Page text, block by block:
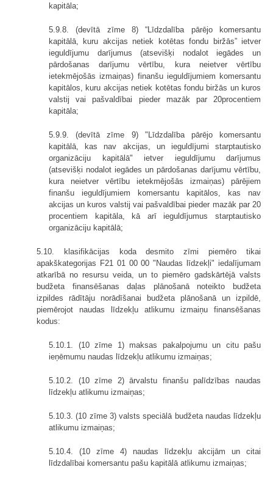
kapitāla;
5.9.8. (devītā zīme 8) “Līdzdalība pārējo komersantu
kapitālā, kuru akcijas netiek kotētas fondu biržās” ietver
ieguldījumu darījumus (atsevišķi nodalot iegādes un
pārdošanas darījumu vērtību, kura neietver vērtību
ietekmējošās izmaiņas) finanšu ieguldījumiem komersantu
kapitālos, kuru akcijas netiek kotētas fondu biržās un kuros
valstij vai pašvaldībai pieder mazāk par 20procen­tiem
kapitāla;
5.9.9. (devītā zīme 9) "Līdzdalība pārējo komersantu
kapitālā, kas nav akcijas, un ieguldījumi starptautisko
organizāciju kapitālā" ietver ieguldījumu darījumus
(atsevišķi nodalot iegādes un pārdošanas darījumu vērtību,
kura neietver vērtību ietekmējošās izmaiņas) pārējiem
finanšu ieguldījumiem komersantu kapitālos, kas nav
akcijas un kuros valstij vai pašvaldībai pieder mazāk par 20
procentiem kapitāla, kā arī ieguldījumus starptautisko
organizāciju kapitālā;
5.10. klasifikācijas koda desmito zīmi piemēro tikai
apakškategorijas F21 01 00 00 "Naudas līdzekļi" iedalījumam
atkarībā no resursu veida, un to piemēro gadskārtējā valsts
budžeta finansēšanas daļas plānošanā noteikto budžeta
izpildes rādītāju norādīšanai budžeta plānošanā un izpildē,
piemērojot naudas līdzekļu atlikumu izmaiņu finansēšanas
kodus:
5.10.1. (10 zīme 1) maksas pakalpojumu un citu pašu
ieņēmumu naudas līdzekļu atlikumu izmaiņas;
5.10.2. (10 zīme 2) ārvalstu finanšu palīdzības naudas
līdzekļu atlikumu izmaiņas;
5.10.3. (10 zīme 3) valsts speciālā budžeta naudas līdzekļu
atlikumu izmaiņas;
5.10.4. (10 zīme 4) naudas līdzekļu akcijām un citai
līdzdalībai komersantu pašu kapitālā atlikumu izmaiņas;